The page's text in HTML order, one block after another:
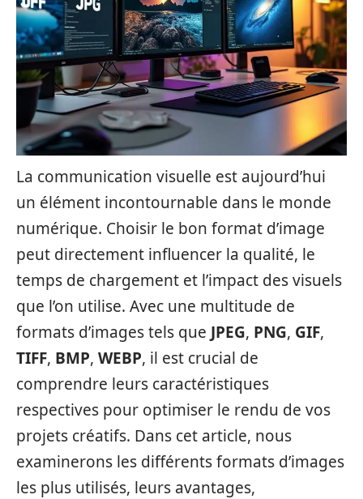
La communication visuelle est aujourd’hui
un élément incontournable dans le monde
numérique. Choisir le bon format d’image
peut directement influencer la qualité, le
temps de chargement et l’impact des visuels
que l’on utilise. Avec une multitude de
formats d’images tels que JPEG, PNG, GIF,
TIFF, BMP, WEBP, il est crucial de
comprendre leurs caractéristiques
respectives pour optimiser le rendu de vos
projets créatifs. Dans cet article, nous
examinerons les différents formats d’images
les plus utilisés, leurs avantages,